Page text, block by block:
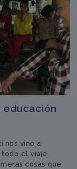
educación
nos vino a
el viaje
cosas que